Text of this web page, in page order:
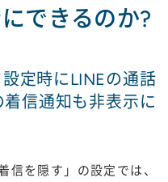
できるのか?
定時にLINEの通話
信通知も非表示に
信を隠す」の設定では、